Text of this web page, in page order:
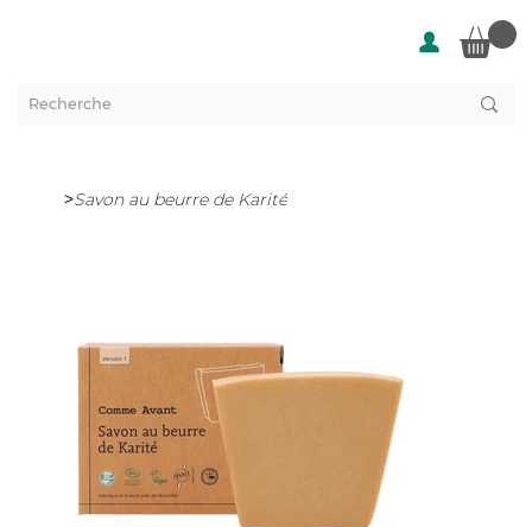
>Savon au beurre de Karité